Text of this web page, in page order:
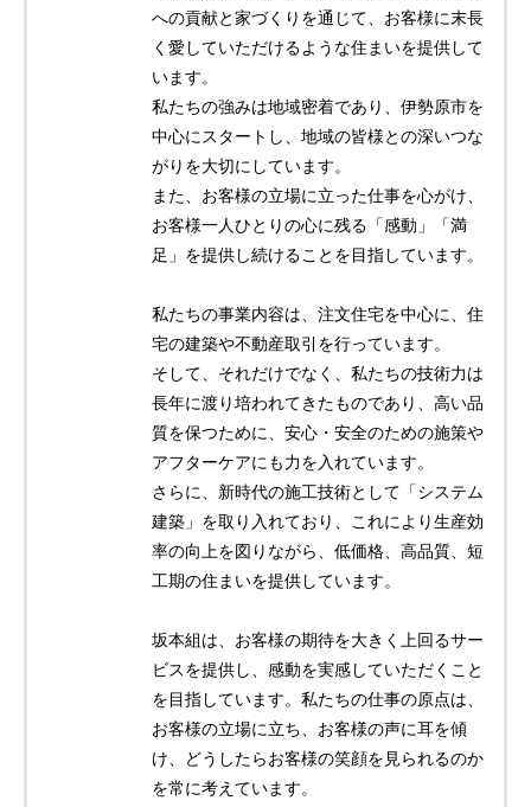
への貢献と家づくりを通じて、お客様に末長
く愛していただけるような住まいを提供して
います。
私たちの強みは地域密着であり、伊勢原市を
中心にスタートし、地域の皆様との深いつな
がりを大切にしています。
また、お客様の立場に立った仕事を心がけ、
お客様一人ひとりの心に残る「感動」「満
足」を提供し続けることを目指しています。
私たちの事業内容は、注文住宅を中心に、住
宅の建築や不動産取引を行っています。
そして、それだけでなく、私たちの技術力は
長年に渡り培われてきたものであり、高い品
質を保つために、安心・安全のための施策や
アフターケアにも力を入れています。
さらに、新時代の施工技術として「システム
建築」を取り入れており、これにより生産効
率の向上を図りながら、低価格、高品質、短
工期の住まいを提供しています。
坂本組は、お客様の期待を大きく上回るサー
ビスを提供し、感動を実感していただくこと
を目指しています。私たちの仕事の原点は、
お客様の立場に立ち、お客様の声に耳を傾
け、どうしたらお客様の笑顔を見られるのか
を常に考えています。